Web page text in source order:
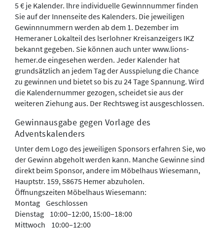
5 € je Kalender. lhre individuelle Gewinnnummer finden
Sie auf der Innenseite des Kalenders. Die jeweiligen
Gewinnnummern werden ab dem 1. Dezember im
Hemeraner Lokalteil des lserlohner Kreisanzeigers IKZ
bekannt gegeben. Sie können auch unter www.lions-
hemer.de eingesehen werden. Jeder Kalender hat
grundsätzlich an jedem Tag der Ausspielung die Chance
zu gewinnen und bietet so bis zu 24 Tage Spannung. Wird
die Kalendernummer gezogen, scheidet sie aus der
weiteren Ziehung aus. Der Rechtsweg ist ausgeschlossen.
Gewinnausgabe gegen Vorlage des
Adventskalenders
Unter dem Logo des jeweiligen Sponsors erfahren Sie, wo
der Gewinn abgeholt werden kann. Manche Gewinne sind
direkt beim Sponsor, andere im Möbelhaus Wiesemann,
Hauptstr. 159, 58675 Hemer abzuholen.
Öffnungszeiten Möbelhaus Wiesemann:
Montag Geschlossen
Dienstag 10:00–12:00, 15:00–18:00
Mittwoch 10:00–12:00